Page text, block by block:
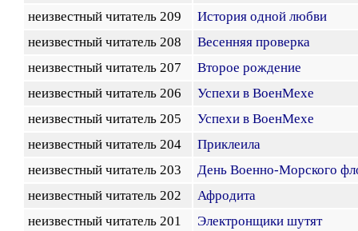
неизвестный читатель 209
История одной любви
неизвестный читатель 208
Весенняя проверка
неизвестный читатель 207
Второе рождение
неизвестный читатель 206
Успехи в ВоенМехе
неизвестный читатель 205
Успехи в ВоенМехе
неизвестный читатель 204
Приклеила
неизвестный читатель 203
День Военно-Морского
неизвестный читатель 202
Афродита
неизвестный читатель 201
Электронщики шутят